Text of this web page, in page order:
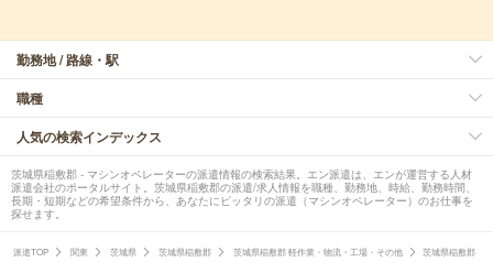
勤務地 / 路線・駅
職種
人気の検索インデックス
茨城県稲敷郡 - マシンオペレーターの派遣情報の検索結果。エン派遣は、エンが運営する人材
派遣会社のポータルサイト。茨城県稲敷郡の派遣/求人情報を職種、勤務地、時給、勤務時間、
長期・短期などの希望条件から、あなたにピッタリの派遣（マシンオペレーター）のお仕事を
探せます。
派遣TOP 関東 茨城県 茨城県稲敷郡 茨城県稲敷郡 軽作業・物流・工場・その他
茨城県稲敷郡